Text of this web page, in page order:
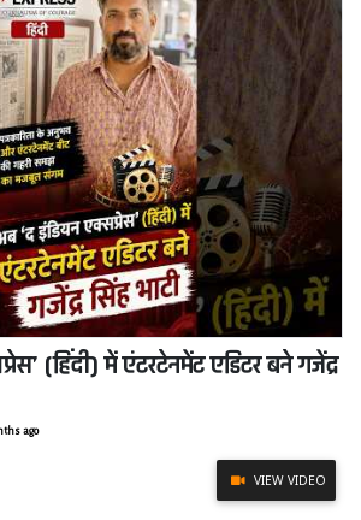
(हिंदी) में एंटरटेनमेंट एडिटर बने गजेंद्र
ago
VIEW VIDEO